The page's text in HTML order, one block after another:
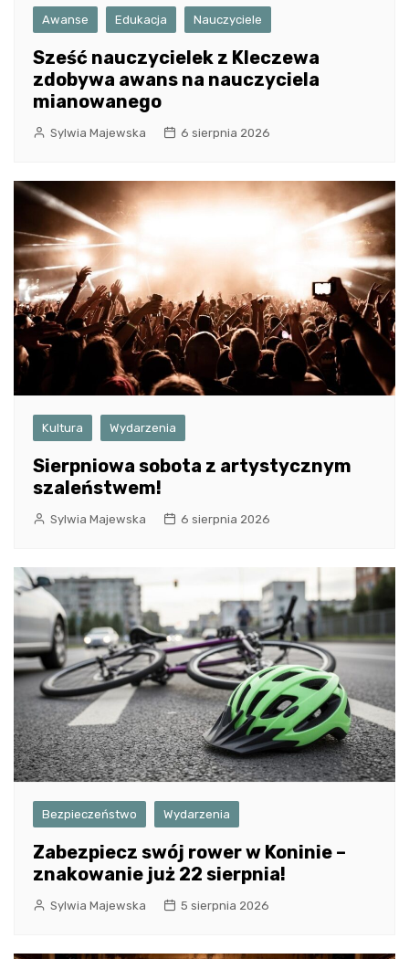
Awanse Edukacja Nauczyciele
Sześć nauczycielek z Kleczewa
zdobywa awans na nauczyciela
mianowanego
Sylwia Majewska 6 sierpnia 2026
Kultura Wydarzenia
Sierpniowa sobota z artystycznym
szaleństwem!
Sylwia Majewska 6 sierpnia 2026
Bezpieczeństwo Wydarzenia
Zabezpiecz swój rower w Koninie –
znakowanie już 22 sierpnia!
Sylwia Majewska 5 sierpnia 2026